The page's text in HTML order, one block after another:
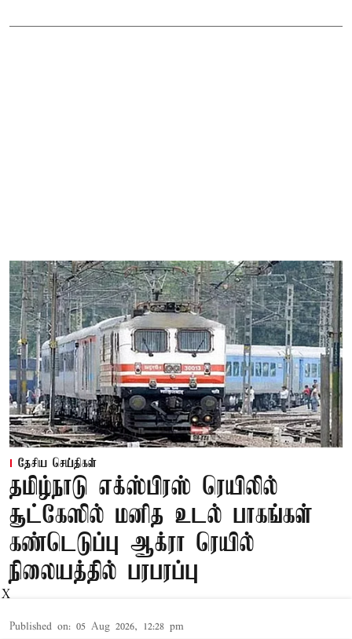
தேசிய செய்திகள்
தமிழ்நாடு எக்ஸ்பிரஸ் ரெயிலில்
சூட்கேஸில் மனித உடல் பாகங்கள்
கண்டெடுப்பு ஆக்ரா ரெயில்
நிலையத்தில் பரபரப்பு
Published on: 05 Aug 2026, 12:28 pm
X